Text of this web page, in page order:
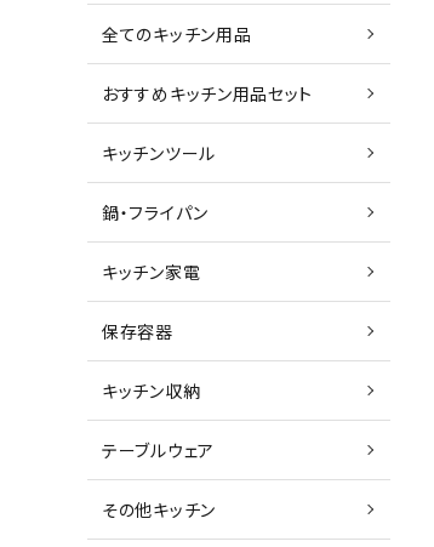
全てのキッチン用品
おすすめキッチン用品セット
キッチンツール
鍋・フライパン
キッチン家電
保存容器
キッチン収納
テーブルウェア
その他キッチン